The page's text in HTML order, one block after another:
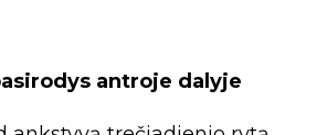
antroje dalyje